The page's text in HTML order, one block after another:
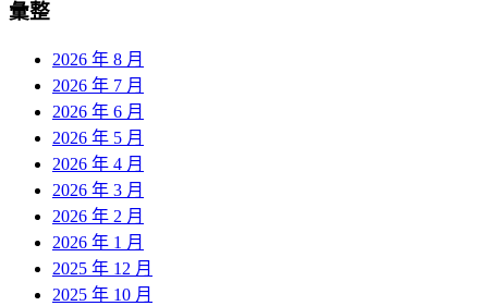
彙整
2026 年 8 月
2026 年 7 月
2026 年 6 月
2026 年 5 月
2026 年 4 月
2026 年 3 月
2026 年 2 月
2026 年 1 月
2025 年 12 月
2025 年 10 月